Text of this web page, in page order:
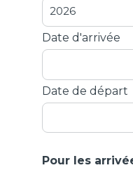
2026
Date d'arrivée
Date de départ
Pour les